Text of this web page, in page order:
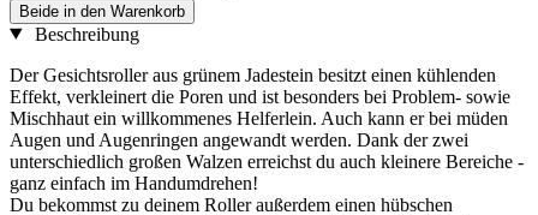
Beide in den Warenkorb
Beschreibung
Der Gesichtsroller aus grünem Jadestein besitzt einen kühlenden
Effekt, verkleinert die Poren und ist besonders bei Problem- sowie
Mischhaut ein willkommenes Helferlein. Auch kann er bei müden
Augen und Augenringen angewandt werden. Dank der zwei
unterschiedlich großen Walzen erreichst du auch kleinere Bereiche -
ganz einfach im Handumdrehen!
Du bekommst zu deinem Roller außerdem einen hübschen